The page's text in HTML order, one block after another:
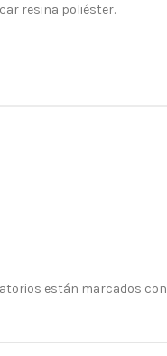
resina poliéster.
están marcados con